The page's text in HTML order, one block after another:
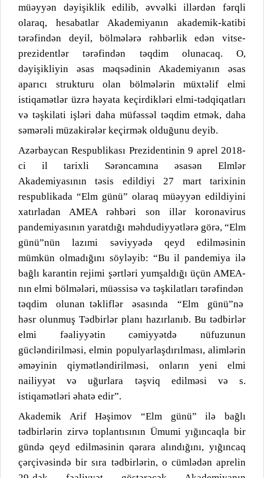
müəyyən dəyişiklik edilib, əvvəlki illərdən fərqli
olaraq, hesabatlar Akademiyanın akademik-katibi
tərəfindən deyil, bölmələrə rəhbərlik edən vitse-
prezidentlər tərəfindən təqdim olunacaq. O,
dəyişikliyin əsas məqsədinin Akademiyanın əsas
aparıcı strukturu olan bölmələrin müxtəlif elmi
istiqamətlər üzrə həyata keçirdikləri elmi-tədqiqatları
və təşkilati işləri daha müfəssəl təqdim etmək, daha
səmərəli müzakirələr keçirmək olduğunu deyib.
Azərbaycan Respublikası Prezidentinin 9 aprel 2018-
ci il tarixli Sərəncamına əsasən Elmlər
Akademiyasının təsis edildiyi 27 mart tarixinin
respublikada “Elm günü” olaraq müəyyən edildiyini
xatırladan AMEA rəhbəri son illər koronavirus
pandemiyasının yaratdığı məhdudiyyətlərə görə, “Elm
günü”nün lazımi səviyyədə qeyd edilməsinin
mümkün olmadığını söyləyib: “Bu il pandemiya ilə
bağlı karantin rejimi şərtləri yumşaldığı üçün AMEA-
nın elmi bölmələri, müəssisə və təşkilatları tərəfindən
təqdim
olunan təkliflər əsasında “Elm
günü”nə
həsr olunmuş Tədbirlər planı hazırlanıb. Bu tədbirlər
elmi fəaliyyətin cəmiyyətdə nüfuzunun
gücləndirilməsi, elmin populyarlaşdırılması, alimlərin
əməyinin qiymətləndirilməsi, onların yeni elmi
nailiyyət və uğurlara təşviq edilməsi və s.
istiqamətləri əhatə edir”.
Akademik Arif Həşimov “Elm günü” ilə bağlı
tədbirlərin zirvə toplantısının Ümumi yığıncaqla bir
gündə qeyd edilməsinin qərara alındığını, yığıncaq
çərçivəsində bir sıra tədbirlərin, o cümlədən aprelin